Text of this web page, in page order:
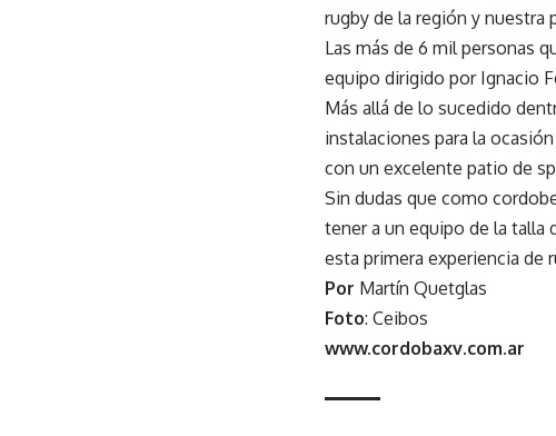
rugby de la región y nuestra
Las más de 6 mil personas
equipo dirigido por Ignacio
Más allá de lo sucedido
instalaciones para la
con un excelente patio de
Sin dudas que como
tener a un equipo de la talla
esta primera experiencia de
Por Martín Quetglas
Foto: Ceibos
www.cordobaxv.com.ar